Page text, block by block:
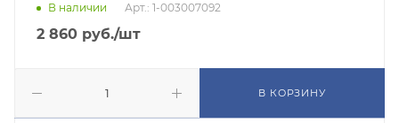
В наличии Арт.: 1-003007092
2 860 руб./шт
В КОРЗИНУ